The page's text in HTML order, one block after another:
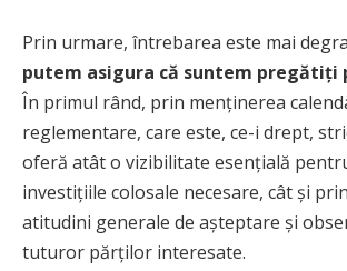
Prin urmare, întrebarea este mai
putem asigura că suntem pregătiți
În primul rând, prin menținerea
reglementare, care este, ce-i drept,
oferă atât o vizibilitate esențială
investițiile colosale necesare, cât și
atitudini generale de așteptare și
tuturor părților interesate.